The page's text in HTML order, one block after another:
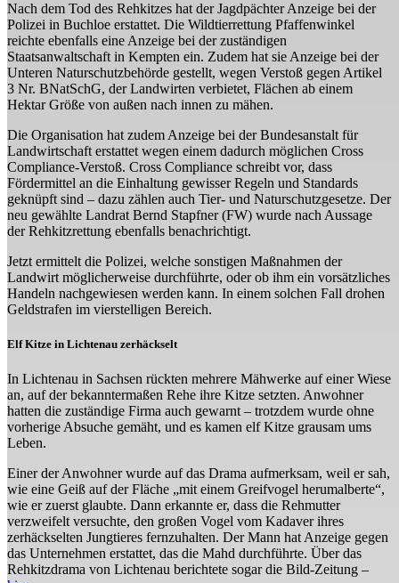
Nach dem Tod des Rehkitzes hat der Jagdpächter Anzeige bei der
Polizei in Buchloe erstattet. Die Wildtierrettung Pfaffenwinkel
reichte ebenfalls eine Anzeige bei der zuständigen
Staatsanwaltschaft in Kempten ein. Zudem hat sie Anzeige bei der
Unteren Naturschutzbehörde gestellt, wegen Verstoß gegen Artikel
3 Nr. BNatSchG, der Landwirten verbietet, Flächen ab einem
Hektar Größe von außen nach innen zu mähen.
Die Organisation hat zudem Anzeige bei der Bundesanstalt für
Landwirtschaft erstattet wegen einem dadurch möglichen Cross
Compliance-Verstoß. Cross Compliance schreibt vor, dass
Fördermittel an die Einhaltung gewisser Regeln und Standards
geknüpft sind – dazu zählen auch Tier- und Naturschutzgesetze. Der
neu gewählte Landrat Bernd Stapfner (FW) wurde nach Aussage
der Rehkitzrettung ebenfalls benachrichtigt.
Jetzt ermittelt die Polizei, welche sonstigen Maßnahmen der
Landwirt möglicherweise durchführte, oder ob ihm ein vorsätzliches
Handeln nachgewiesen werden kann. In einem solchen Fall drohen
Geldstrafen im vierstelligen Bereich.
Elf Kitze in Lichtenau zerhäckselt
In Lichtenau in Sachsen rückten mehrere Mähwerke auf einer Wiese
an, auf der bekanntermaßen Rehe ihre Kitze setzten. Anwohner
hatten die zuständige Firma auch gewarnt – trotzdem wurde ohne
vorherige Absuche gemäht, und es kamen elf Kitze grausam ums
Leben.
Einer der Anwohner wurde auf das Drama aufmerksam, weil er sah,
wie eine Geiß auf der Fläche „mit einem Greifvogel herumalberte“,
wie er zuerst glaubte. Dann erkannte er, dass die Rehmutter
verzweifelt versuchte, den großen Vogel vom Kadaver ihres
zerhäckselten Jungtieres fernzuhalten. Der Mann hat Anzeige gegen
das Unternehmen erstattet, das die Mahd durchführte. Über das
Rehkitzdrama von Lichtenau berichtete sogar die Bild-Zeitung –